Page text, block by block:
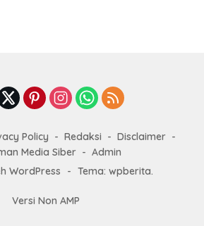
Policy Redaksi
Disclaimer
Media Siber
Admin
WordPress
- Tema: wpberita.
Versi Non AMP